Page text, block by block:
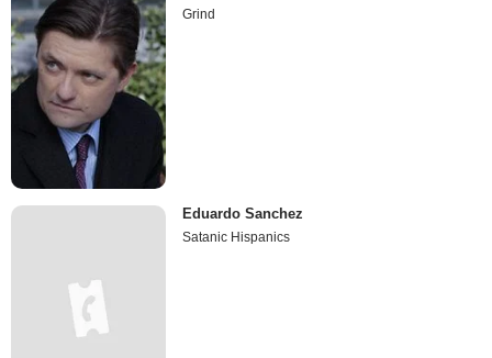
Grind
Eduardo Sanchez
Satanic Hispanics